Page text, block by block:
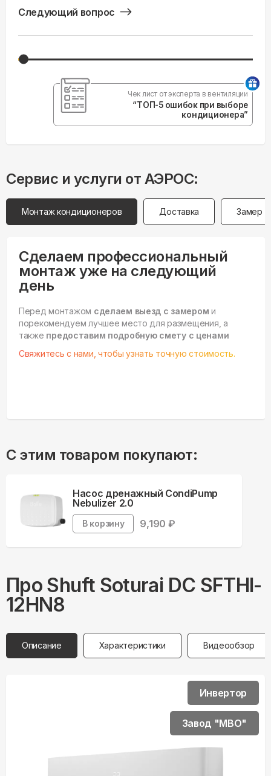
Следующий вопрос
Чек лист от эксперта в вентиляции
“ТОП-5 ошибок при выборе
кондиционера”
Сервис и услуги от АЭРОС:
Монтаж кондиционеров Доставка Замер
Сделаем профессиональный
монтаж уже на следующий
день
Перед монтажом сделаем выезд с замером и
порекомендуем лучшее место для размещения, а
также предоставим подробную смету с ценами
Свяжитесь с нами, чтобы узнать точную стоимость.
С этим товаром покупают:
Насос дренажный CondiPump
Nebulizer 2.0
В корзину 9,190 ₽
Про Shuft Soturai DC SFTHI-
12HN8
Описание Характеристики Видеообзор
Инвертор
Завод "MBO"